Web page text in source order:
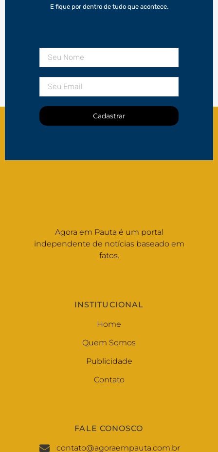
E fique por dentro de tudo que acontece.
Cadastrar
Agora em Pauta é um portal
independente de notícias baseado em
fatos.
INSTITUCIONAL
Home
Quem Somos
Publicidade
Contato
FALE CONOSCO
contato@agoraempauta.com.br